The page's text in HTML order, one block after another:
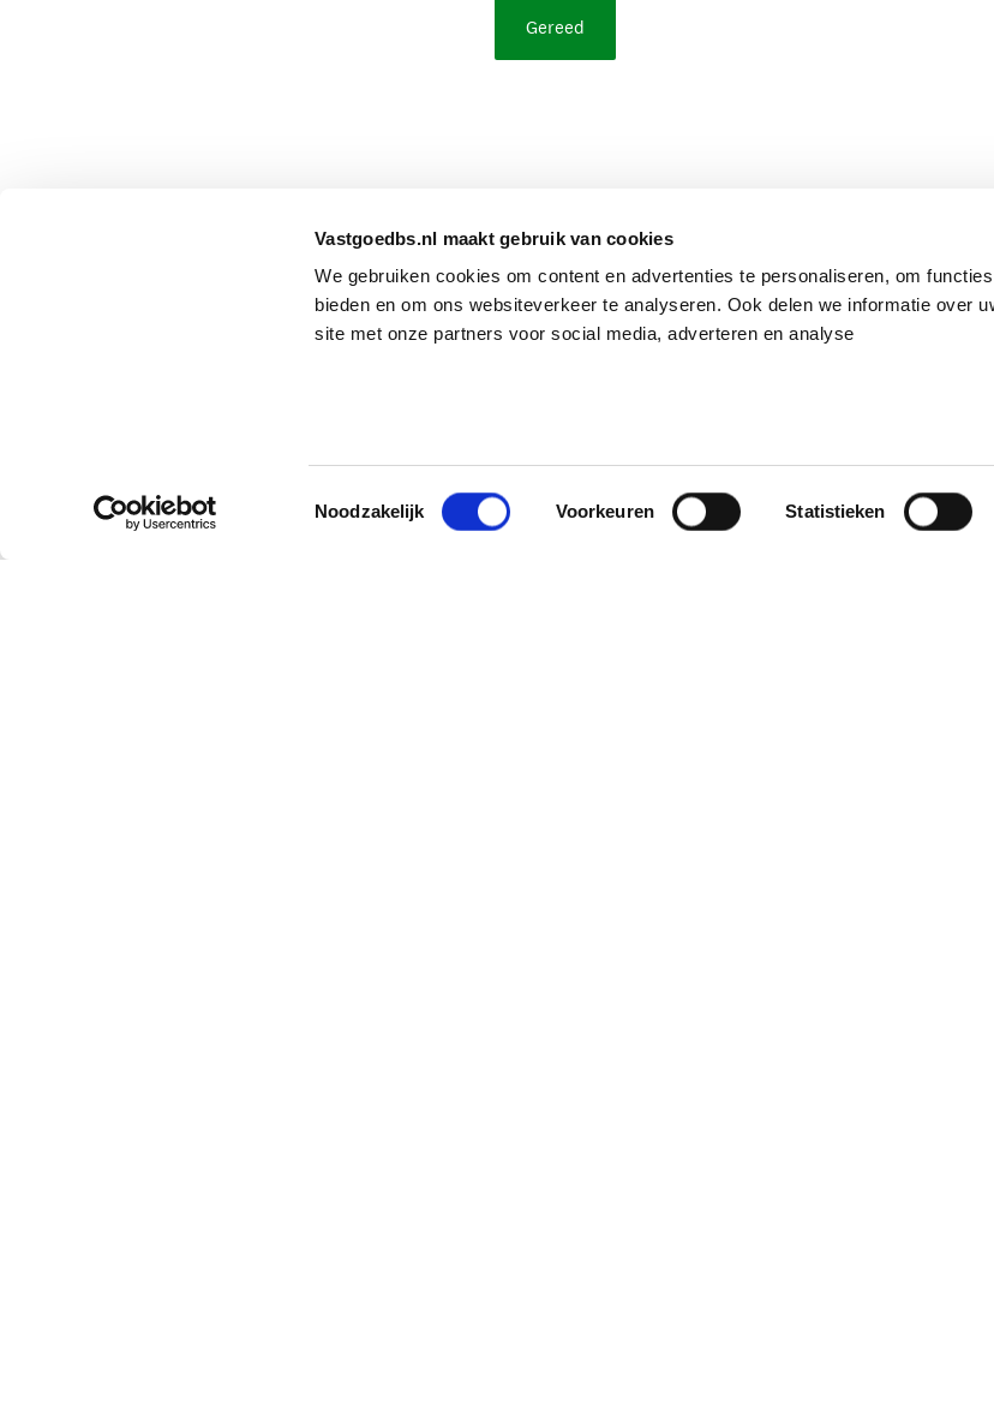
Vastgoedbs.nl maakt gebruik van cookies
We gebruiken cookies om content en advertenties te personaliseren, om
bieden en om ons websiteverkeer te analyseren. Ook delen we informatie over
site met onze partners voor social media, adverteren en analyse
Toestemmingsselectie
Noodzakelijk Voorkeuren Statistieken